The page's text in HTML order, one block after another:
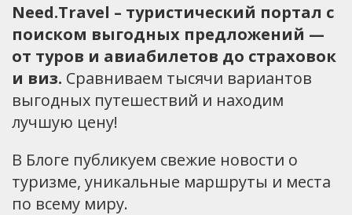
Need.Travel – туристический портал с
поиском выгодных предложений —
от туров и авиабилетов до страховок
и виз. Сравниваем тысячи вариантов
выгодных путешествий и находим
лучшую цену!
В Блоге публикуем свежие новости о
туризме, уникальные маршруты и места
по всему миру.